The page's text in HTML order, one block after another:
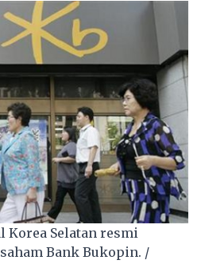
Korea Selatan resmi
Bank Bukopin. /